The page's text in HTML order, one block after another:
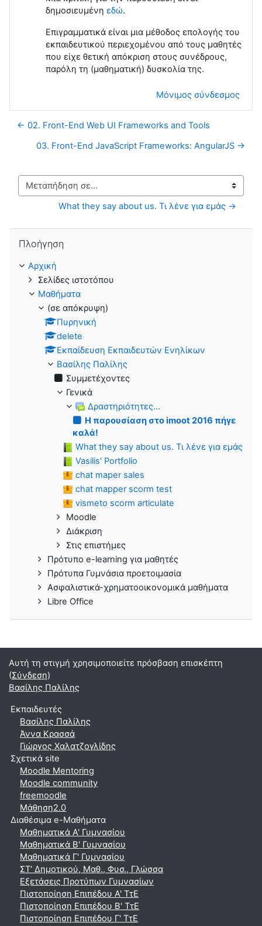
δημοσιευμένη εδώ.
Επιγραμματικά είναι μια μέθοδος επολογής του
εκπαιδευτικού περιεχομένου από τους μαθητές
που είχε θετική απόκριση στους συνέδρους,
παρόλη τη (μαθηματική) δυσκολία της.
Μόνιμος σύνδεσμος
← 02. Front-End Web UI Frameworks and Tools
03. Front-End JavaScript Frameworks: AngularJS →
Μεταπήδηση σε...
What they say about us. Τι λένε για εμάς →
Πλοήγηση
Αρχική
Σελίδες ιστοτόπου
Μαθήματα
(σε απόκρυψη)
Πυρηνική
delete
Εκπαίδευση Εκπαιδευτών Ενηλίκων
Βασίλης Παλίλης
Συμμετέχοντες
Γενικά
Δραστηριότητες...
H παρουσίαση στο imoot 2016 πήγε
καλά!
What they say about us. Τι λένε για εμάς
Vasilis' Portfolio
chat maper sales
chat mapper scorm test
vismeto scorm articulate
Moodle
Διάκριση
Στις επιστήμες
Πρότυπο e-learning για μαθητές
Πρότυπα Γυμνάσια προετοιμασία
Ασφαλιστικά-χρηματοοικονομικά μαθήματα
Libre Office
Αυτή τη στιγμή χρησιμοποιείτε πρόσβαση επισκέπτη
(Σύνδεση)
Βασίλης Παλίλης
Εκπαιδευτές
Βασίλης Παλίλης
Άννα Κρασσά
Γιώργος Χαλατζογλίδης
Σχετικά site
Moodle Mentoring
Moodle community
freemoodle
Μάθηση2.0
Διαθέσιμα e-Μαθήματα
Μαθηματικά A' Γυμνασίου
Μαθηματικά Β' Γυμνασίου
Μαθηματικά Γ' Γυμνασίου
ΣΤ' Δημοτικού, Μαθ., Φυσ., Γλώσσα
Εξετάσεις Προτύπων Γυμνασίων
Πιστοποίηση Επιπέδου Α' ΤτΕ
Πιστοποίηση Επιπέδου Β' ΤτΕ
Πιστοποίηση Επιπέδου Γ' ΤτΕ